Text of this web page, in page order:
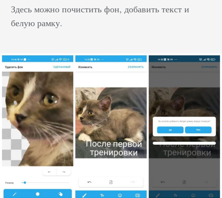
Здесь можно почистить фон, добавить текст и
белую рамку.